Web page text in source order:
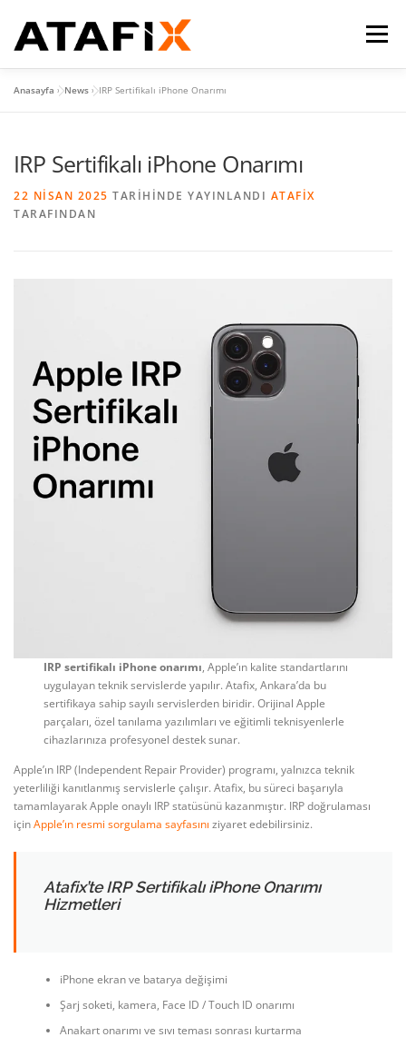
Menü
Anasayfa »News »IRP Sertifikalı iPhone Onarımı
IRP Sertifikalı iPhone Onarımı
22 NISAN 2025 TARIHINDE YAYINLANDI ATAFIX
TARAFINDAN
IRP sertifikalı iPhone onarımı, Apple’ın kalite standartlarını
uygulayan teknik servislerde yapılır. Atafix, Ankara’da bu
sertifikaya sahip sayılı servislerden biridir. Orijinal Apple
parçaları, özel tanılama yazılımları ve eğitimli teknisyenlerle
cihazlarınıza profesyonel destek sunar.
Apple’ın IRP (Independent Repair Provider) programı, yalnızca teknik
yeterliliği kanıtlanmış servislerle çalışır. Atafix, bu süreci başarıyla
tamamlayarak Apple onaylı IRP statüsünü kazanmıştır. IRP doğrulaması
içinApple’ın resmi sorgulama sayfasını ziyaret edebilirsiniz.
Atafix’te IRP Sertifikalı iPhone Onarımı
Hizmetleri
iPhone ekran ve batarya değişimi
Şarj soketi, kamera, Face ID / Touch ID onarımı
Anakart onarımı ve sıvı teması sonrası kurtarma